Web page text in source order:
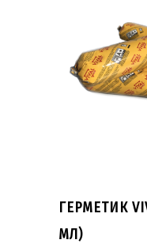
ГЕРМЕТИК
МЛ)